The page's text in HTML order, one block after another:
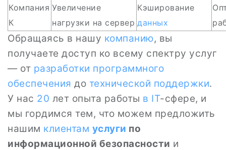
Компания
К
Увеличение
нагрузки на сервер
Кэширование
данных
Обращаясь в нашу компанию, вы
получаете доступ ко всему спектру услуг
— от разработки программного
обеспечения до технической поддержки.
У нас 20 лет опыта работы в IT-сфере, и
мы гордимся тем, что можем предложить
нашим клиентам услуги по
информационной безопасности и